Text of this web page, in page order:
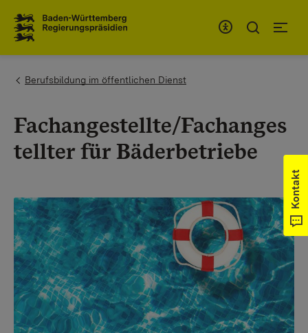
You are here:
Berufsbildung im öffentlichen Dienst
Fachangestellte/Fachanges
tellter für Bäderbetriebe
Kontakt